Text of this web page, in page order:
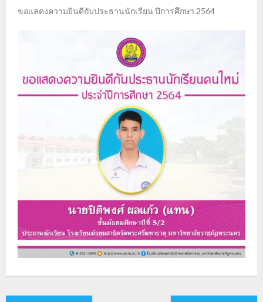
ขอแสดงความยินดีกับประธานนักเรียน ปีการศึกษา 2564